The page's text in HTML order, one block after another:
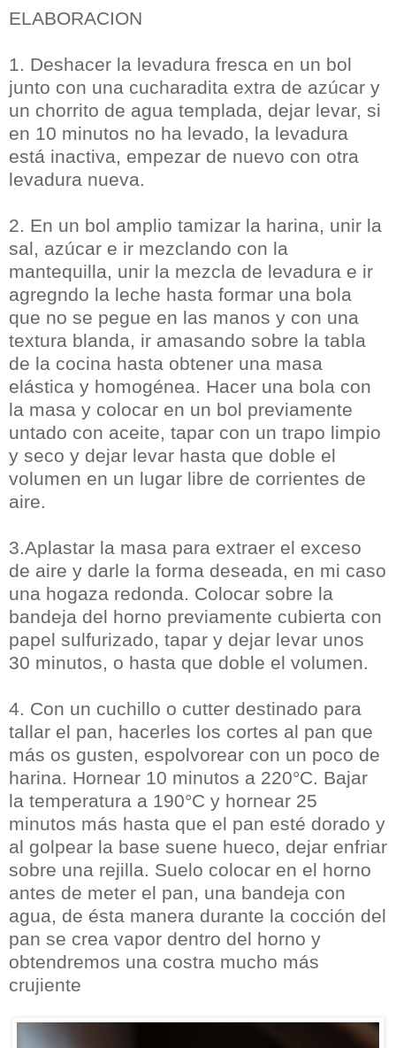
ELABORACION
1. Deshacer la levadura fresca en un bol
junto con una cucharadita extra de azúcar y
un chorrito de agua templada, dejar levar, si
en 10 minutos no ha levado, la levadura
está inactiva, empezar de nuevo con otra
levadura nueva.
2. En un bol amplio tamizar la harina, unir la
sal, azúcar e ir mezclando con la
mantequilla, unir la mezcla de levadura e ir
agregndo la leche hasta formar una bola
que no se pegue en las manos y con una
textura blanda, ir amasando sobre la tabla
de la cocina hasta obtener una masa
elástica y homogénea. Hacer una bola con
la masa y colocar en un bol previamente
untado con aceite, tapar con un trapo limpio
y seco y dejar levar hasta que doble el
volumen en un lugar libre de corrientes de
aire.
3.Aplastar la masa para extraer el exceso
de aire y darle la forma deseada, en mi caso
una hogaza redonda. Colocar sobre la
bandeja del horno previamente cubierta con
papel sulfurizado, tapar y dejar levar unos
30 minutos, o hasta que doble el volumen.
4. Con un cuchillo o cutter destinado para
tallar el pan, hacerles los cortes al pan que
más os gusten, espolvorear con un poco de
harina. Hornear 10 minutos a 220°C. Bajar
la temperatura a 190°C y hornear 25
minutos más hasta que el pan esté dorado y
al golpear la base suene hueco, dejar enfriar
sobre una rejilla. Suelo colocar en el horno
antes de meter el pan, una bandeja con
agua, de ésta manera durante la cocción del
pan se crea vapor dentro del horno y
obtendremos una costra mucho más
crujiente